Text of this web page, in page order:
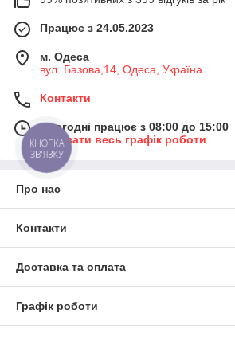
Працює з 24.05.2023
м. Одеса
вул. Базова,14, Одеса, Україна
Контакти
Сьогодні працює з 08:00 до 15:00
Показати весь графік роботи
Про нас
Контакти
Доставка та оплата
Графік роботи
КНОПКА
ЗВ'ЯЗКУ